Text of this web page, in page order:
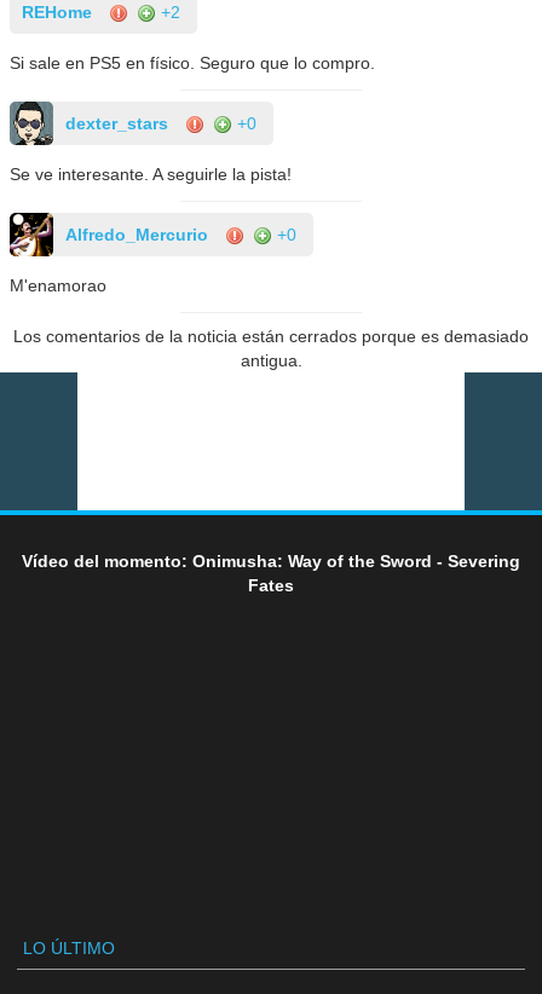
REHome +2
Si sale en PS5 en físico. Seguro que lo compro.
dexter_stars +0
Se ve interesante. A seguirle la pista!
Alfredo_Mercurio +0
M'enamorao
Los comentarios de la noticia están cerrados porque es demasiado
antigua.
Vídeo del momento: Onimusha: Way of the Sword - Severing
Fates
LO ÚLTIMO